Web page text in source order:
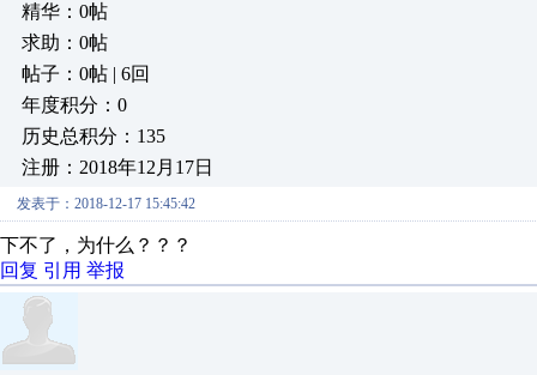
精华：0帖
求助：0帖
帖子：0帖 | 6回
年度积分：0
历史总积分：135
注册：2018年12月17日
发表于：2018-12-17 15:45:42
下不了，为什么？？？
回复 引用 举报